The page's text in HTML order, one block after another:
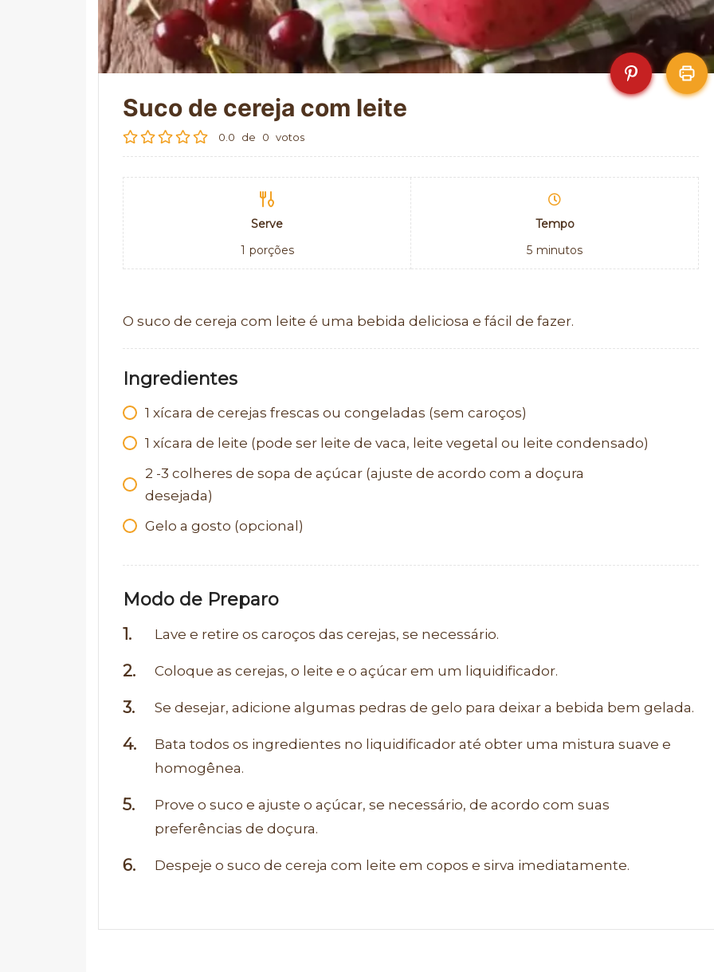
Suco de cereja com leite
0.0 de 0 votos
Serve
1 porções
Tempo
5 minutos
O suco de cereja com leite é uma bebida deliciosa e fácil de fazer.
Ingredientes
1 xícara de cerejas frescas ou congeladas (sem caroços)
1 xícara de leite (pode ser leite de vaca, leite vegetal ou leite condensado)
2 -3 colheres de sopa de açúcar (ajuste de acordo com a doçura
desejada)
Gelo a gosto (opcional)
Modo de Preparo
Lave e retire os caroços das cerejas, se necessário.
Coloque as cerejas, o leite e o açúcar em um liquidificador.
Se desejar, adicione algumas pedras de gelo para deixar a bebida bem gelada.
Bata todos os ingredientes no liquidificador até obter uma mistura suave e
homogênea.
Prove o suco e ajuste o açúcar, se necessário, de acordo com suas
preferências de doçura.
Despeje o suco de cereja com leite em copos e sirva imediatamente.